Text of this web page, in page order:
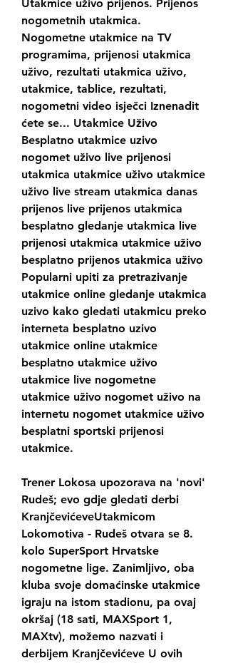
Utakmice uživo prijenos. Prijenos
nogometnih utakmica.
Nogometne utakmice na TV
programima, prijenosi utakmica
uživo, rezultati utakmica uživo,
utakmice, tablice, rezultati,
nogometni video isječci Iznenadit
ćete se... Utakmice Uživo
Besplatno utakmice uzivo
nogomet uživo live prijenosi
utakmica utakmice uživo utakmice
uživo live stream utakmica danas
prijenos live prijenos utakmica
besplatno gledanje utakmica live
prijenosi utakmica utakmice uživo
besplatno prijenos utakmica uživo
Popularni upiti za pretrazivanje
utakmice online gledanje utakmica
uzivo kako gledati utakmicu preko
interneta besplatno uzivo
utakmice online utakmice
besplatno utakmice uživo
utakmice live nogometne
utakmice uživo nogomet uživo na
internetu nogomet utakmice uživo
besplatni sportski prijenosi
utakmice.
Trener Lokosa upozorava na 'novi'
Rudeš; evo gdje gledati derbi
KranjčevićeveUtakmicom
Lokomotiva - Rudeš otvara se 8.
kolo SuperSport Hrvatske
nogometne lige. Zanimljivo, oba
kluba svoje domaćinske utakmice
igraju na istom stadionu, pa ovaj
okršaj (18 sati, MAXSport 1,
MAXtv), možemo nazvati i
derbijem Kranjčevićeve U ovih